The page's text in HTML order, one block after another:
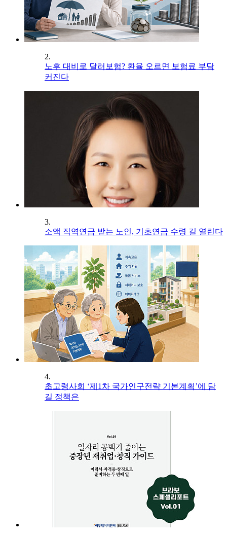
2.
노후 대비로 달러보험? 환율 오르면 보험료 부담
커진다
3.
소액 직역연금 받는 노인, 기초연금 수령 길 열린다
4.
초고령사회 ‘제1차 국가인구전략 기본계획’에 담
길 정책은